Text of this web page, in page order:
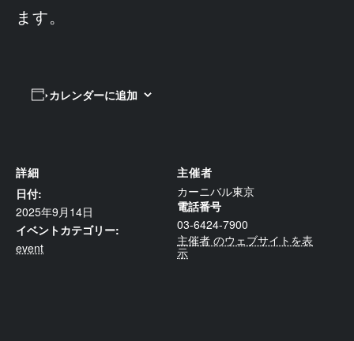
ます。
カレンダーに追加
詳細
日付:
2025年9月14日
イベントカテゴリー:
event
主催者
カーニバル東京
電話番号
03-6424-7900
主催者 のウェブサイトを表
示